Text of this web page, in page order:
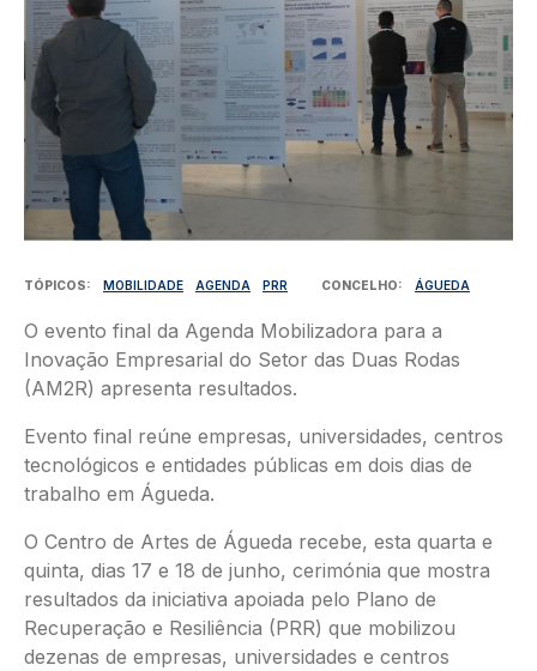
TÓPICOS MOBILIDADE AGENDA PRR CONCELHO ÁGUEDA
O evento final da Agenda Mobilizadora para a
Inovação Empresarial do Setor das Duas Rodas
(AM2R) apresenta resultados.
Evento final reúne empresas, universidades, centros
tecnológicos e entidades públicas em dois dias de
trabalho em Águeda.
O Centro de Artes de Águeda recebe, esta quarta e
quinta, dias 17 e 18 de junho, cerimónia que mostra
resultados da iniciativa apoiada pelo Plano de
Recuperação e Resiliência (PRR) que mobilizou
dezenas de empresas, universidades e centros